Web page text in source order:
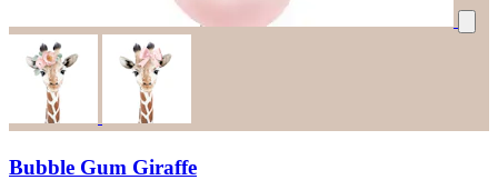
Bubble Gum Giraffe